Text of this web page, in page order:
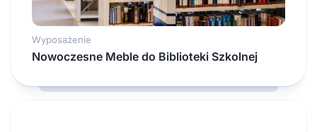
Wyposażenie
Nowoczesne Meble do Biblioteki Szkolnej